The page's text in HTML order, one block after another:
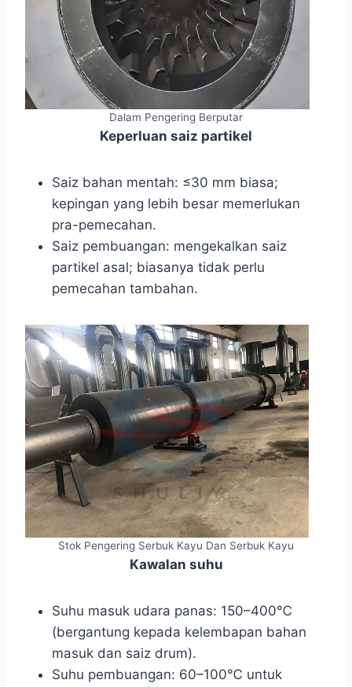
Dalam Pengering Berputar
Keperluan saiz partikel
Saiz bahan mentah: ≤30 mm biasa;
kepingan yang lebih besar memerlukan
pra-pemecahan.
Saiz pembuangan: mengekalkan saiz
partikel asal; biasanya tidak perlu
pemecahan tambahan.
Stok Pengering Serbuk Kayu Dan Serbuk Kayu
Kawalan suhu
Suhu masuk udara panas: 150–400℃
(bergantung kepada kelembapan bahan
masuk dan saiz drum).
Suhu pembuangan: 60–100℃ untuk